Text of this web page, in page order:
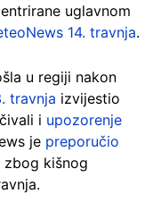
uglavnom
14. travnja.
u regiji nakon
travnja izvijestio
i upozorenje
je preporučio
zbog kišnog